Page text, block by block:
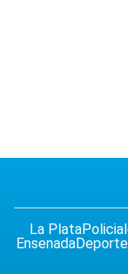
La Plata
Ensenada